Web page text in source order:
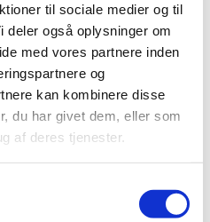
til sociale medier og til
også oplysninger om
med vores partnere inden
og
kan kombinere disse
du har givet dem, eller som
af deres tjenester.